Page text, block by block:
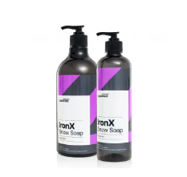
range:
€18.90
through
€32.90